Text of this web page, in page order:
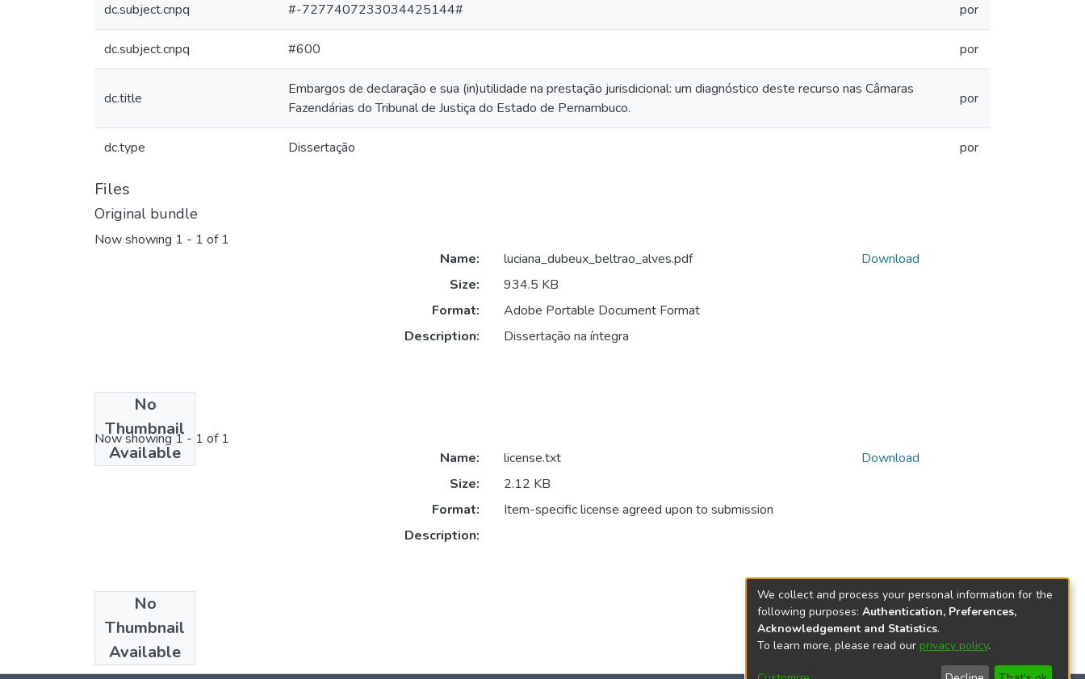
dc.subject.cnpq #-7277407233034425144# por
dc.subject.cnpq #600 por
dc.title
Embargos de declaração e sua (in)utilidade na prestação jurisdicional: um diagnóstico deste recurso nas Câmaras
Fazendárias do Tribunal de Justiça do Estado de Pernambuco.
por
dc.type Dissertação por
Files
Original bundle
Now showing 1 - 1 of 1
No
Thumbnail
Available
Name:
luciana_dubeux_beltrao_alves.pdf
Size:
934.5 KB
Format:
Adobe Portable Document Format
Description:
Dissertação na íntegra
Download
License bundle
Now showing1 - 1 of 1
No
Thumbnail
Available
Name:
license.txt
Size:
2.12 KB
Format:
Item-specific license agreed upon to submission
Description:
Download
Collections
Direito
We collect and process your personal information for the
following purposes: Authentication, Preferences,
Acknowledgement and Statistics.
To learn more, please read our privacy policy.